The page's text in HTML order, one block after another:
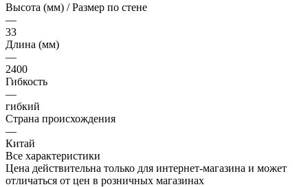
Высота (мм) / Размер по стене
—
33
Длина (мм)
—
2400
Гибкость
—
гибкий
Страна происхождения
—
Китай
Все характеристики
Цена действительна только для интернет-магазина и может
отличаться от цен в розничных магазинах